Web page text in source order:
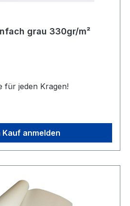
grau 330gr/m²
für jeden Kragen!
Kauf anmelden